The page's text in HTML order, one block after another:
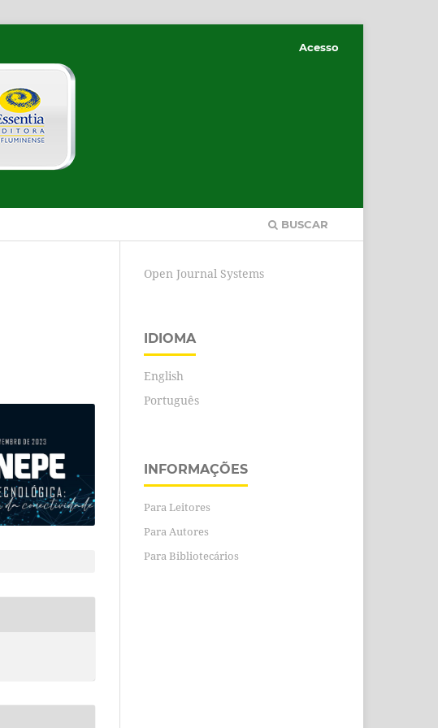
BUSCAR
Acesso
Open Journal Systems
IDIOMA
English
Português
INFORMAÇÕES
Para Leitores
Para Autores
Para Bibliotecários